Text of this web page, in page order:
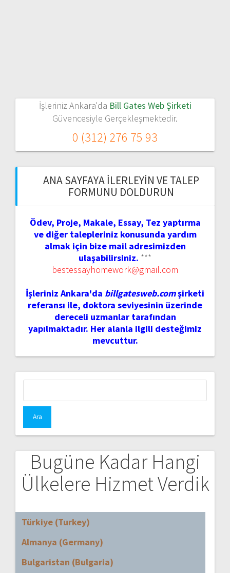
İşleriniz Ankara'da Bill Gates Web Şirketi
Güvencesiyle Gerçekleşmektedir.
0 (312) 276 75 93
ANA SAYFAYA İLERLEYIN VE TALEP
FORMUNU DOLDURUN
Ödev, Proje, Makale, Essay, Tez yaptırma
ve diğer talepleriniz konusunda yardım
almak için bize mail adresimizden
ulaşabilirsiniz. ***
bestessayhomework@gmail.com
İşleriniz Ankara'da billgatesweb.comşirketi
referansı ile, doktora seviyesinin üzerinde
dereceli uzmanlar tarafından
yapılmaktadır. Her alanla ilgili desteğimiz
mevcuttur.
Bugüne Kadar Hangi
Ülkelere Hizmet Verdik
Türkiye (Turkey)
Almanya (Germany)
Bulgaristan (Bulgaria)